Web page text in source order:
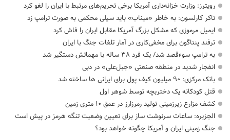
رویترز: وزارت خزانه‌داری آمریکا برخی تحریم‌های مرتبط با ایران را لغو کرد
تاکر کارلسون: به خاطر «میناب» باید سیلی محکمی به صورت ترامپ زد
ایمیل مرموزی که مشکل بزرگ آمریکا مقابل ایران را فاش کرد
ترفند پنتاگون برای مخفی‌کاری در آمار تلفات جنگ با ایران
به ترامپ سوءقصد شد/ یک فرد ۳۸ ساله با مهماتش دستگیر شد
انفجار شدید در منطقه صنعتی «جبل‌علی» در دبی
بانک مرکزی: ۹۰ میلیون کیف پول برای ایرانی ها ساخته شد
قتل کودکانه یک دختربچه توسط شوهر اول
کشف مزارع زیرزمینی تولید رمرزارز در عمق ۱۰ متری زمین
الجزیره: ساعات سرنوشت ساز برای تعیین وضعیت تنگه هرمز در پیش است
جنگ زمینی ایران و آمریکا چگونه خواهد بود؟